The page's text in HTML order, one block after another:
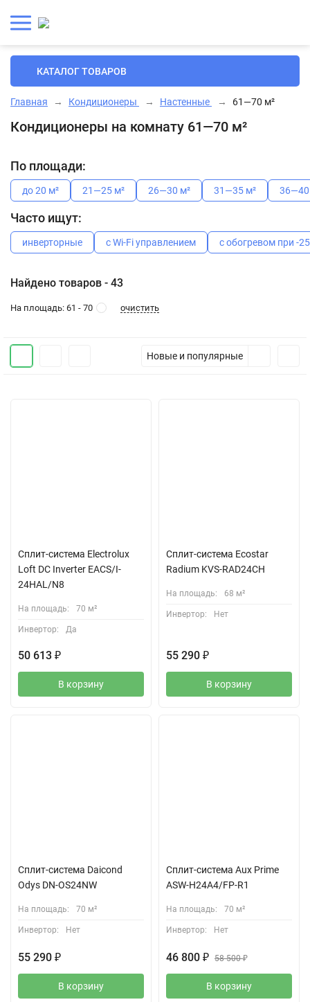
КАТАЛОГ ТОВАРОВ
Главная → Кондиционеры → Настенные → 61—70 м²
Кондиционеры на комнату 61—70 м²
По площади:
до 20 м² 21—25 м² 26—30 м² 31—35 м² 36—40
Часто ищут:
инверторные с Wi-Fi управлением с обогревом при -
Найдено товаров - 43
На площадь: 61 - 70 очистить
Новые и популярные
Сплит-система Electrolux
Loft DC Inverter EACS/I-
24HAL/N8
На площадь: 70 м²
Инвертор: Да
50 613 ₽
В корзину
Сплит-система Ecostar
Radium KVS-RAD24CH
На площадь: 68 м²
Инвертор: Нет
55 290 ₽
В корзину
Сплит-система Daicond
Odys DN-OS24NW
На площадь: 70 м²
Инвертор: Нет
55 290 ₽
В корзину
Сплит-система Aux Prime
ASW-H24A4/FP-R1
На площадь: 70 м²
Инвертор: Нет
46 800 ₽ 58 500₽
В корзину